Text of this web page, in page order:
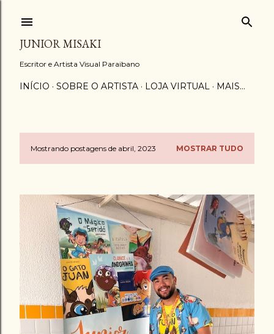
JUNIOR MISAKI
Escritor e Artista Visual Paraibano
INÍCIO SOBRE O ARTISTA LOJA VIRTUAL MAIS…
P
s
t
a
g
e
n
Mostrando postagens de abril, 2023 MOSTRAR TUDO